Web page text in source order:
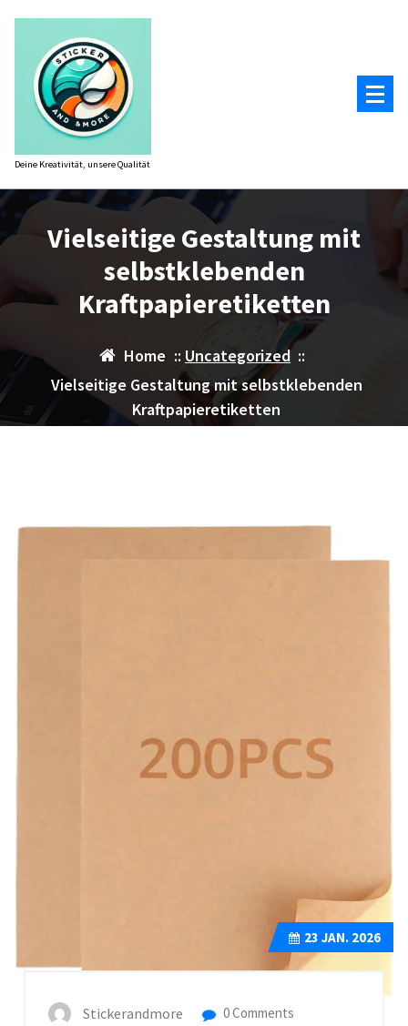
springen
Deine Kreativität, unsere Qualität
Vielseitige Gestaltung mit
selbstklebenden
Kraftpapieretiketten
Home :: Uncategorized::
Vielseitige Gestaltung mit selbstklebenden
Kraftpapieretiketten
23 JAN. 2026
Stickerandmore 0 Comments